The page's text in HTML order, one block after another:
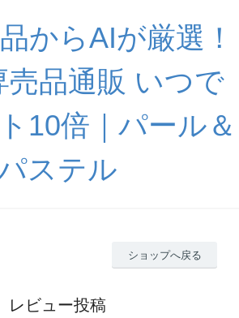
からAIが厳選！
売品通販 いつで
10倍｜パール＆
ステル
ショップへ戻る
レビュー投稿